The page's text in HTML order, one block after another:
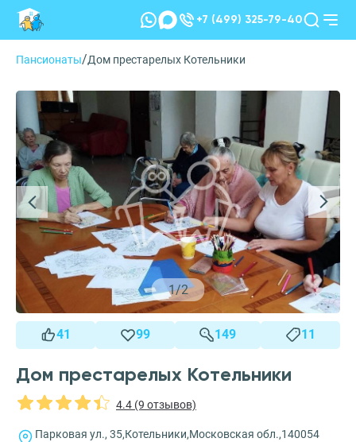
+7 (499) 325-79-40
Пансионаты/Дом престарелых Котельники
1/2
41 99 149 11
Дом престарелых Котельники
4.4 (9 отзывов)
Парковая ул., 35,Котельники,Московская обл.,140054